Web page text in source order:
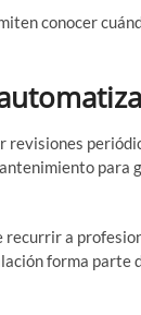
conocer
revisiones
a
forma parte